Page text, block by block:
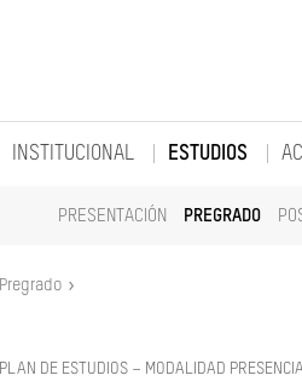
INSTITUCIONAL ESTUDIOS
PRESENTACIÓN PREGRADO
Pregrado
PLAN DE ESTUDIOS – MODALIDAD